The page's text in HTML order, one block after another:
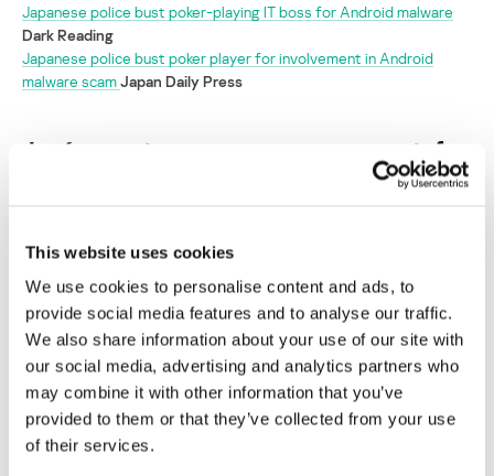
This website uses cookies
We use cookies to personalise content and ads, to
provide social media features and to analyse our traffic.
We also share information about your use of our site with
our social media, advertising and analytics partners who
may combine it with other information that you’ve
provided to them or that they’ve collected from your use
of their services.
Japanese police bust poker-playing IT boss for Android malware
Dark Reading
Japanese police bust poker player for involvement in Android
malware scamJapan Daily Press
Japón arresta a nueve personas por estafar
campos obligatorios están marcados con
Nombre* Correo electrónico*